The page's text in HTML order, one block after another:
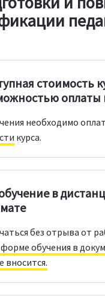
стоимость
оплаты
необходимо
курса.
в
без отрыва от
обучения в
вносится.